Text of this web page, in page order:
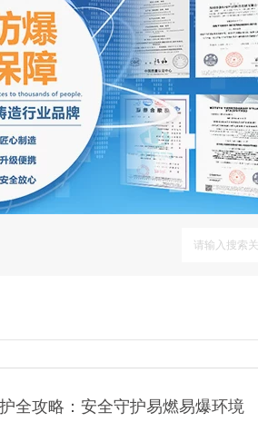
全攻略：安全守护易燃易爆环境